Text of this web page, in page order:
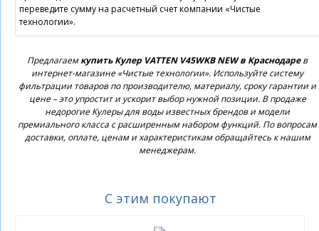
переведите сумму на расчетный счет компании «Чистые
технологии».
Предлагаемкупить Кулер VATTEN V45WKB NEW в Краснодарев
интернет-магазине «Чистые технологии». Используйте систему
фильтрации товаров по производителю, материалу, сроку гарантии и
цене – это упростит и ускорит выбор нужной позиции. В продаже
недорогие Кулеры для воды известных брендов и модели
премиального класса с расширенным набором функций. По вопросам
доставки, оплате, ценам и характеристикам обращайтесь к нашим
менеджерам.
С этим покупают